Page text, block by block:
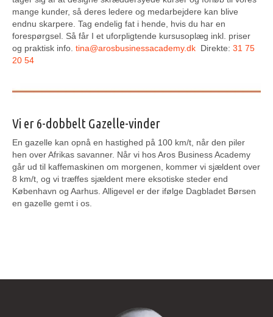
mange kunder, så deres ledere og medarbejdere kan blive
endnu skarpere. Tag endelig fat i hende, hvis du har en
forespørgsel. Så får I et uforpligtende kursusoplæg inkl. priser
og praktisk info. tina@arosbusinessacademy.dk Direkte: 31 75
20 54
Vi er 6-dobbelt Gazelle-vinder
En gazelle kan opnå en hastighed på 100 km/t, når den piler
hen over Afrikas savanner. Når vi hos Aros Business Academy
går ud til kaffemaskinen om morgenen, kommer vi sjældent over
8 km/t, og vi træffes sjældent mere eksotiske steder end
København og Aarhus. Alligevel er der ifølge Dagbladet Børsen
en gazelle gemt i os.